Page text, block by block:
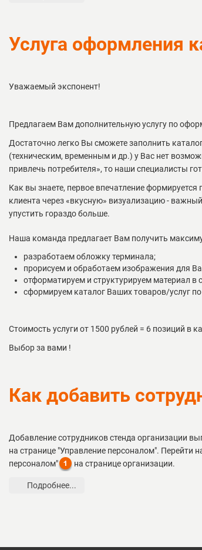
Услуга оформления
Уважаемый экспонент!
Предлагаем Вам дополнительную услугу по
Достаточно легко Вы сможете заполнить
(техническим, временным и др.) у Вас нет
привлечь потребителя», то наши специалисты
Как вы знаете, первое впечатление
клиента через «вкусную» визуализацию -
упустить гораздо больше.
Наша команда предлагает Вам получить
разработаем обложку терминала;
прорисуем и обработаем изображения для
отформатируем и структурируем материал в
сформируем каталог Ваших товаров/услуг
Стоимость услуги от 1500 рублей = 6 позиций в
Выбор за вами !
Как добавить
Добавление сотрудников стенда организации
на странице "Управление персоналом".
персоналом"
на странице организации.
Подробнее...